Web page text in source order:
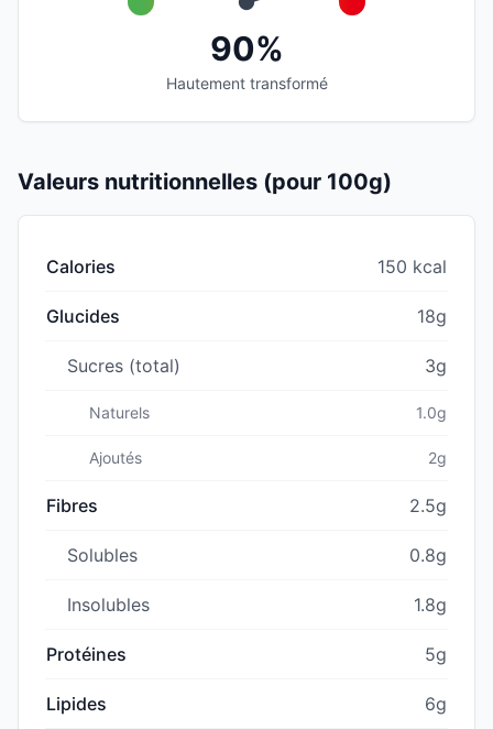
90%
Hautement transformé
Valeurs nutritionnelles (pour 100g)
Calories 150 kcal
Glucides 18g
Sucres (total) 3g
Naturels 1.0g
Ajoutés 2g
Fibres 2.5g
Solubles 0.8g
Insolubles 1.8g
Protéines 5g
Lipides 6g